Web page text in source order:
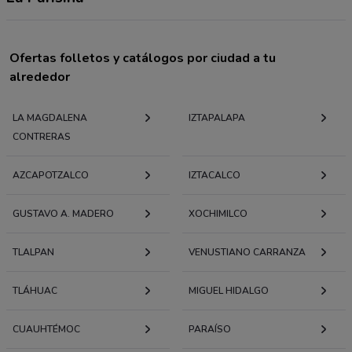
Ofertas folletos y catálogos por ciudad a tu
alrededor
LA MAGDALENA
CONTRERAS
IZTAPALAPA
AZCAPOTZALCO IZTACALCO
GUSTAVO A. MADERO XOCHIMILCO
TLALPAN VENUSTIANO CARRANZA
TLÁHUAC MIGUEL HIDALGO
CUAUHTÉMOC PARAÍSO